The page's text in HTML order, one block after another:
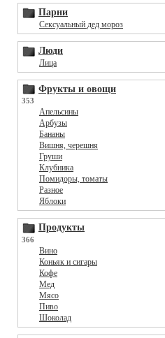
Парни
Сексуальный дед мороз
Люди
Лица
Фрукты и овощи
353
Апельсины
Арбузы
Бананы
Вишня, черешня
Груши
Клубника
Помидоры, томаты
Разное
Яблоки
Продукты
366
Вино
Коньяк и сигары
Кофе
Мед
Мясо
Пиво
Шоколад